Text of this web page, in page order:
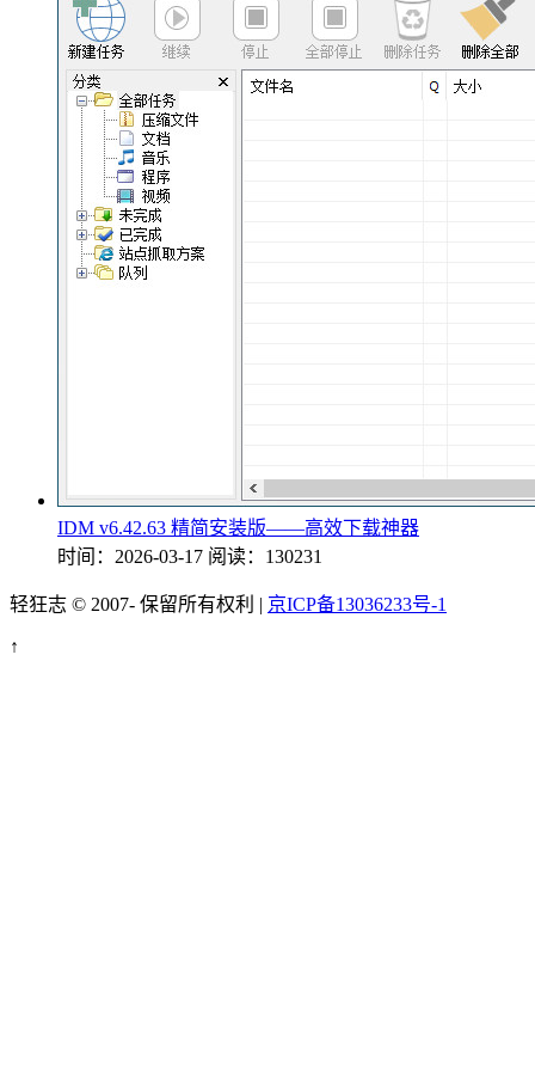
IDM v6.42.63 精简安装版——高效下载神器
时间：2026-03-17 阅读：130231
轻狂志 © 2007- 保留所有权利 | 京ICP备13036233号-1
↑